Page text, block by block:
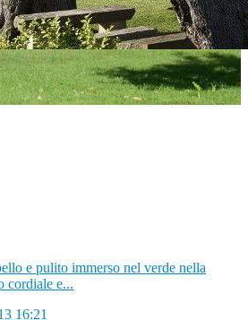
e pulito immerso nel verde nella
cordiale e...
16:21